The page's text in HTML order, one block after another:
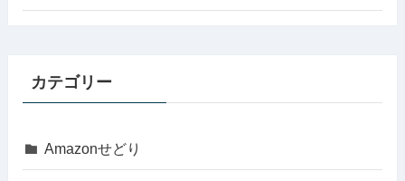
カテゴリー
Amazonせどり